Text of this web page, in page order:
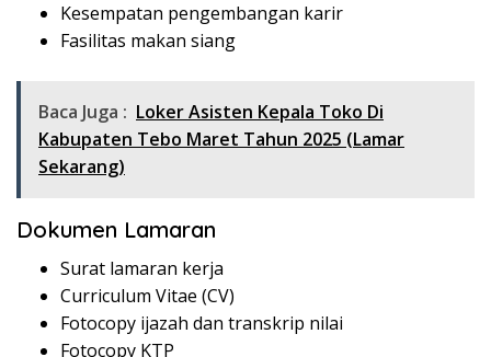
Kesempatan pengembangan karir
Fasilitas makan siang
Baca Juga : Loker Asisten Kepala Toko Di
Kabupaten Tebo Maret Tahun 2025 (Lamar
Sekarang)
Dokumen Lamaran
Surat lamaran kerja
Curriculum Vitae (CV)
Fotocopy ijazah dan transkrip nilai
Fotocopy KTP